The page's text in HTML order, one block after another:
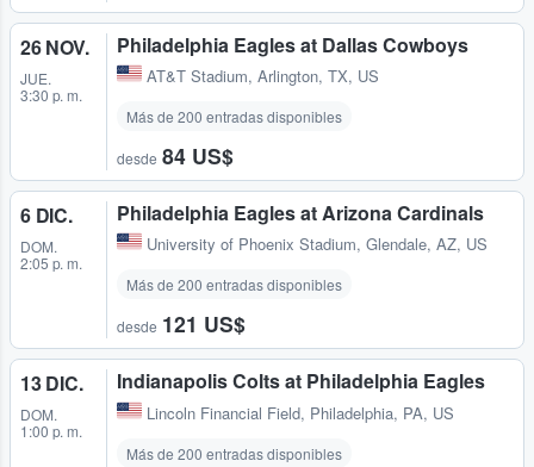
26 NOV.
JUE.
3:30 p. m.
Philadelphia Eagles at Dallas Cowboys
AT&T Stadium, Arlington, TX, US
Más de 200 entradas disponibles
desde 84 US$
6 DIC.
DOM.
2:05 p. m.
Philadelphia Eagles at Arizona Cardinals
University of Phoenix Stadium, Glendale, AZ, US
Más de 200 entradas disponibles
desde 121 US$
13 DIC.
DOM.
1:00 p. m.
Indianapolis Colts at Philadelphia Eagles
Lincoln Financial Field, Philadelphia, PA, US
Más de 200 entradas disponibles